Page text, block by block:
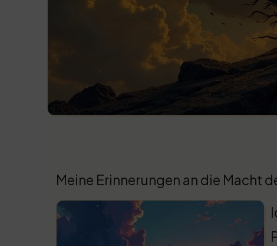
Meine Erinnerungen an die Macht